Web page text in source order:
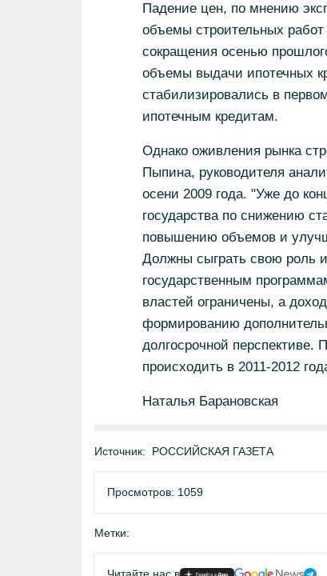
Падение цен, по мнению
объемы строительных работ
сокращения осенью
объемы выдачи ипотечных
стабилизировались в
ипотечным кредитам.
Однако оживления рынка
Пыпина, руководителя
осени 2009 года. "Уже до
государства по снижению
повышению объемов и
Должны сыграть свою роль
государственным
властей ограничены, а
формированию
долгосрочной перспективе.
происходить в 2011-2012
Наталья Барановская
Источник: РОССИЙСКАЯ ГАЗЕТА
Просмотров: 1059
Метки: